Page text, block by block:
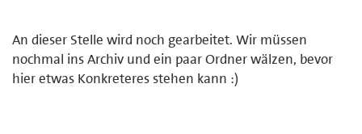
An dieser Stelle wird noch gearbeitet. Wir müssen
nochmal ins Archiv und ein paar Ordner wälzen, bevor
hier etwas Konkreteres stehen kann :)